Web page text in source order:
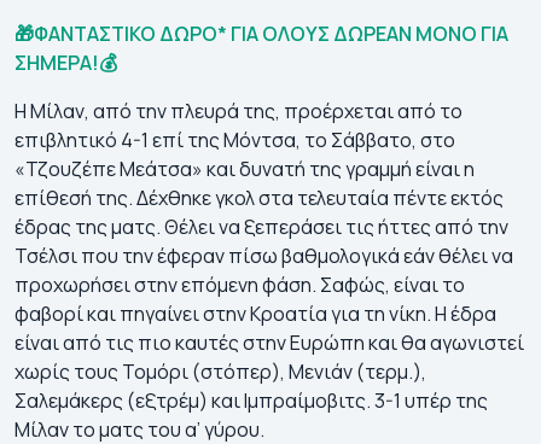
🎁ΦΑΝΤΑΣΤΙΚΟ ΔΩΡΟ* ΓΙΑ ΟΛΟΥΣ ΔΩΡΕΑΝ ΜΟΝΟ ΓΙΑ
ΣΗΜΕΡΑ!💰
Η Μίλαν, από την πλευρά της, προέρχεται από το
επιβλητικό 4-1 επί της Μόντσα, το Σάββατο, στο
«Τζουζέπε Μεάτσα» και δυνατή της γραμμή είναι η
επίθεσή της. Δέχθηκε γκολ στα τελευταία πέντε εκτός
έδρας της ματς. Θέλει να ξεπεράσει τις ήττες από την
Τσέλσι που την έφεραν πίσω βαθμολογικά εάν θέλει να
προχωρήσει στην επόμενη φάση. Σαφώς, είναι το
φαβορί και πηγαίνει στην Κροατία για τη νίκη. Η έδρα
είναι από τις πιο καυτές στην Ευρώπη και θα αγωνιστεί
χωρίς τους Τομόρι (στόπερ), Μενιάν (τερμ.),
Σαλεμάκερς (εξτρέμ) και Ιμπραίμοβιτς. 3-1 υπέρ της
Μίλαν το ματς του α’ γύρου.